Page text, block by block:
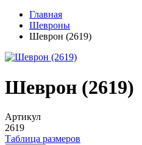
Главная
Шевроны
Шеврон (2619)
Шеврон (2619)
Артикул
2619
Таблица размеров